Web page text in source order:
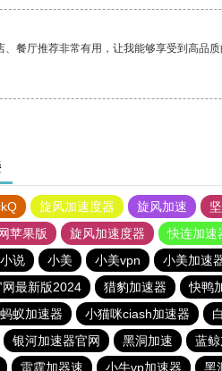
、餐厅推荐非常有用，让我能够享受到高品质
旋风加速度器 旋风加速
苹果版
旋风加速度器 快连加速
说 小美 小美vpn 小美加速
最新版2024
猎豹加速器 快鸭
蚂蚁加速器 小猫咪ciash加速器
银河加速器官网 黑洞加速 蓝
雷霆加器速 小牛vp加速器 黑